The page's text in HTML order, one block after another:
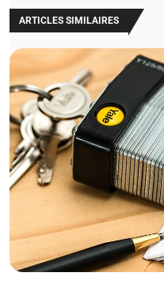
ARTICLES SIMILAIRES